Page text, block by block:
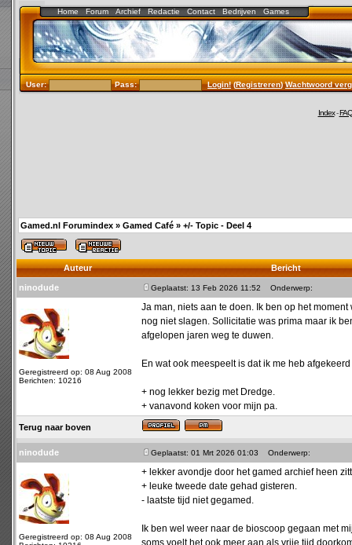
Home Forum Archief Redactie Contact Bedrijven Games
User: Pass: Login!(Registreren)Wachtwoord
Index-FAQ
Gamed.nl Forumindex » Gamed Café » +/- Topic - Deel 4
Auteur Bericht
ninodude Geplaatst: 13 Feb 2026 11:52 Onderwerp:
Geregistreerd op: 08 Aug 2008
Berichten: 10216
Ja man, niets aan te doen. Ik ben op het
nog niet slagen. Sollicitatie was prima maar ik
afgelopen jaren weg te duwen.
En wat ook meespeelt is dat ik me heb
+ nog lekker bezig met Dredge.
+ vanavond koken voor mijn pa.
Terug naar boven
ninodude Geplaatst: 01 Mrt 2026 01:03 Onderwerp:
Geregistreerd op: 08 Aug 2008
+ lekker avondje door het gamed archief heen
+ leuke tweede date gehad gisteren.
- laatste tijd niet gegamed.
Ik ben wel weer naar de bioscoop gegaan met
soms voelt het ook meer aan als vrije tijd